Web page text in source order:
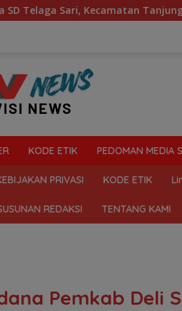
Tanjung Morawa Kelola
KODE ETIK PEDOMAN MEDIA
PRIVASI KODE ETIK
REDAKSI TENTANG KAMI
Pemkab Deli